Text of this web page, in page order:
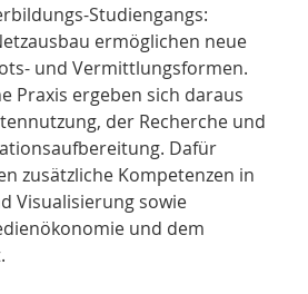
Studiengangs:
ermöglichen neue
und Vermittlungsformen.
Praxis ergeben sich daraus
der Recherche und
Dafür
zusätzliche Kompetenzen in
Visualisierung sowie
und dem